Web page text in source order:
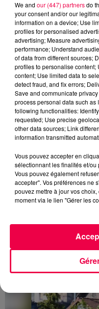
céramique vendues
3 août 2026
PRÉVIFEUX : "il faut
dans les Vosges
We and our (447) partnersdo
your consent and/or our
information on a device; Use
profiles for personalised
advertising; Measure
performance; Understand
of data from different sources;
profiles to personalise
content; Use limited data to
detect fraud, and fix errors;
Save and communicate
process personal data such as
following functionalities:
requested; Use precise
other data sources; Link
information transmitted
Vous pouvez accepter en
sélectionnant les finalités et/
Vous pouvez également
accepter". Vos préférences ne
pouvez mettre à jour vos
moment via le lien "Gérer les